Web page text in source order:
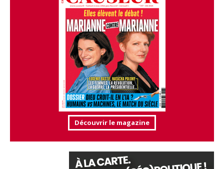
Découvrir le magazine